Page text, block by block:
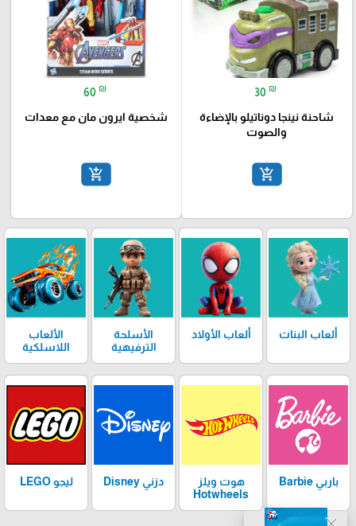
30 ₪
شاحنة نينجا دوناتيلو بالإضاءة
والصوت
add_shopping_cart
60 ₪
شخصية ايرون مان مع معدات
add_shopping_cart
ألعاب البنات ألعاب الأولاد
الأسلحة
الترفيهية
الألعاب
اللاسلكية
باربي Barbie
هوت ويلز
Hotwheels
دزني Disney ليجو LEGO